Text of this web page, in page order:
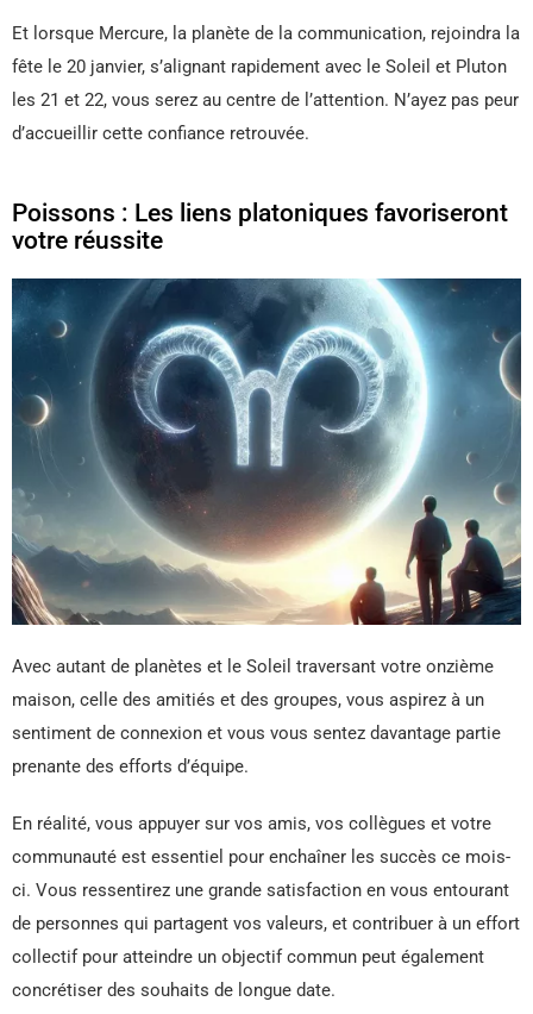
Et lorsque Mercure, la planète de la communication, rejoindra la
fête le 20 janvier, s’alignant rapidement avec le Soleil et Pluton
les 21 et 22, vous serez au centre de l’attention. N’ayez pas peur
d’accueillir cette confiance retrouvée.
Poissons : Les liens platoniques favoriseront
votre réussite
Avec autant de planètes et le Soleil traversant votre onzième
maison, celle des amitiés et des groupes, vous aspirez à un
sentiment de connexion et vous vous sentez davantage partie
prenante des efforts d’équipe.
En réalité, vous appuyer sur vos amis, vos collègues et votre
communauté est essentiel pour enchaîner les succès ce mois-
ci. Vous ressentirez une grande satisfaction en vous entourant
de personnes qui partagent vos valeurs, et contribuer à un effort
collectif pour atteindre un objectif commun peut également
concrétiser des souhaits de longue date.